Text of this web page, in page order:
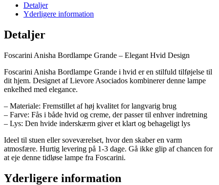
Detaljer
Yderligere information
Detaljer
Foscarini Anisha Bordlampe Grande – Elegant Hvid Design
Foscarini Anisha Bordlampe Grande i hvid er en stilfuld tilføjelse til
dit hjem. Designet af Lievore Asociados kombinerer denne lampe
enkelhed med elegance.
– Materiale: Fremstillet af høj kvalitet for langvarig brug
– Farve: Fås i både hvid og creme, der passer til enhver indretning
– Lys: Den hvide inderskærm giver et klart og behageligt lys
Ideel til stuen eller soveværelset, hvor den skaber en varm
atmosfære. Hurtig levering på 1-3 dage. Gå ikke glip af chancen for
at eje denne tidløse lampe fra Foscarini.
Yderligere information